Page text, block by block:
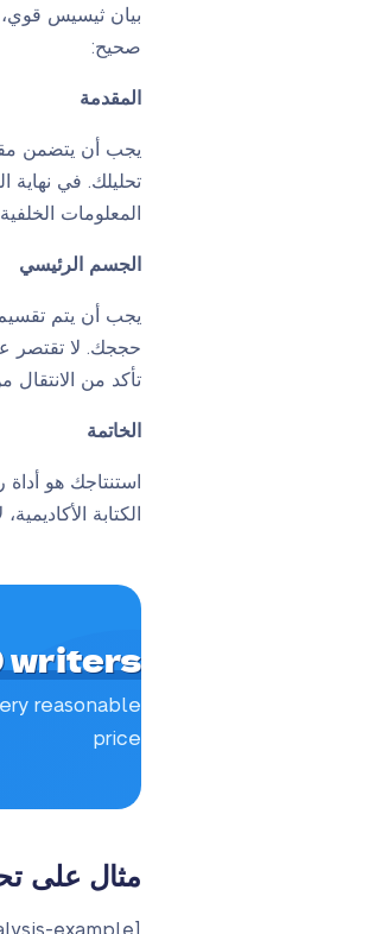
بيان ثيسيس
صحيح:
المقدمة
يجب أن يتضمن
تحليلك. في
المعلومات
الجسم الرئيسي
يجب أن يتم
حججك. لا تقتصر
تأكد من
الخاتمة
الكتابة
writers
reasonable
price
مثال على